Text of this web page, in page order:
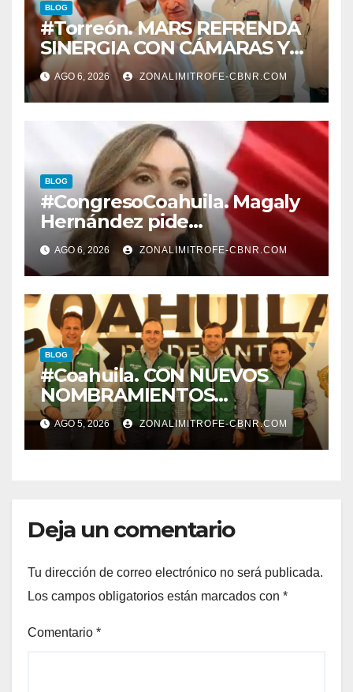
BLOG
#Torreón. MARS REFRENDA
SINERGIA CON CÁMARAS Y
ORGANISMOS, EN BENEFICIO
DEL DESARROLLO DE
TORREÓN
AGO 6, 2026 ZONALIMITROFE-CBNR.COM
BLOG
#CongresoCoahuila. Magaly
Hernández pide
desconegelar LEY QUE TIENE
QUE VER CON LA
PROTECCION DE
TRABAJADORES DE LA
EDUCACION.
AGO 6, 2026 ZONALIMITROFE-CBNR.COM
BLOG
#Coahuila. CON NUEVOS
NOMBRAMIENTOS
FORTALECE GOBERNADOR
GABINETE
AGO 5, 2026 ZONALIMITROFE-CBNR.COM
Deja un comentario
Tu dirección de correo electrónico no será publicada.
Los campos obligatorios están marcados con *
Comentario *